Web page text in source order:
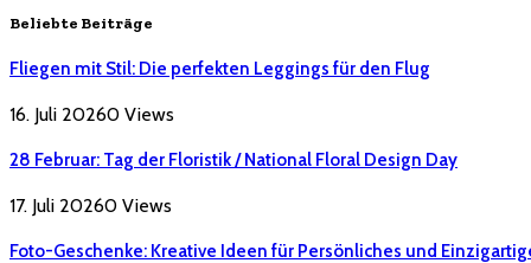
Beliebte Beiträge
Fliegen mit Stil: Die perfekten Leggings für den Flug
16. Juli 20260 Views
28 Februar: Tag der Floristik / National Floral Design Day
17. Juli 20260 Views
Foto-Geschenke: Kreative Ideen für Persönliches und